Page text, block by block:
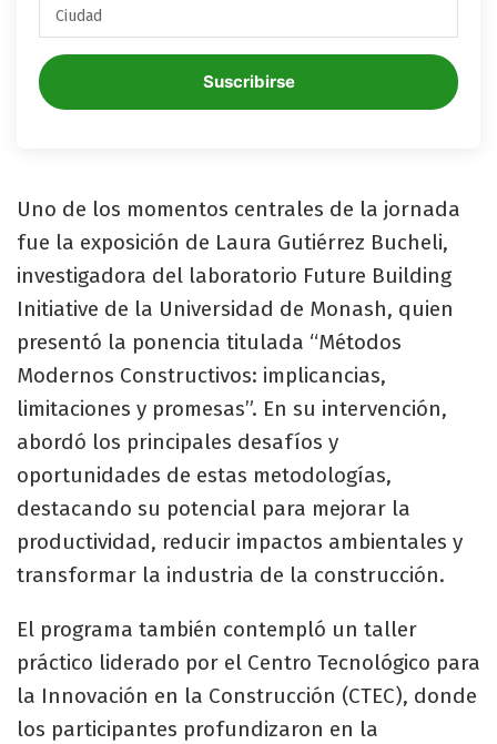
Suscribirse
Uno de los momentos centrales de la jornada
fue la exposición de Laura Gutiérrez Bucheli,
investigadora del laboratorio Future Building
Initiative de la Universidad de Monash, quien
presentó la ponencia titulada “Métodos
Modernos Constructivos: implicancias,
limitaciones y promesas”. En su intervención,
abordó los principales desafíos y
oportunidades de estas metodologías,
destacando su potencial para mejorar la
productividad, reducir impactos ambientales y
transformar la industria de la construcción.
El programa también contempló un taller
práctico liderado por el Centro Tecnológico para
la Innovación en la Construcción (CTEC), donde
los participantes profundizaron en la